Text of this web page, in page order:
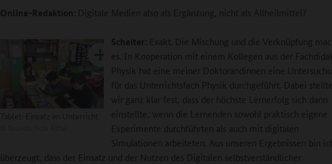
Online-Redaktion: Digitale Medien also als Ergänzung, nicht als Allheilmittel?
Scheiter: Exakt. Die Mischung und die Verknüpfung
es. In Kooperation mit einem Kollegen aus der
Physik hat eine meiner Doktorandinnen eine
für das Unterrichtsfach Physik durchgeführt. Dabei
wir ganz klar fest, dass der höchste Lernerfolg sich dann
einstellte, wenn die Lernenden sowohl praktisch eigene
Experimente durchführten als auch mit digitalen
Simulationen arbeiteten. Aus unseren Ergebnissen bin
überzeugt, dass der Einsatz und der Nutzen des Digitalen selbstverständlicher